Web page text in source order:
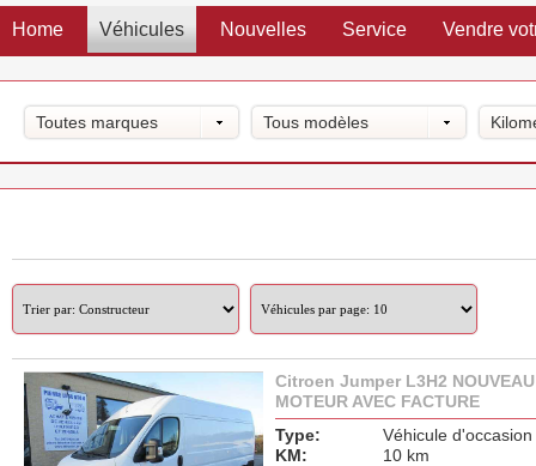
Home Véhicules Nouvelles Service Vendre
Toutes marques Tous modèles
Citroen Jumper L3H2 NOUVEAU
MOTEUR AVEC FACTURE
Type:
Véhicule d'occasion
KM:
10 km